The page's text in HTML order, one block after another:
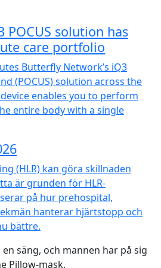
POCUS solution has
care portfolio
Butterfly Network’s iQ3
(POCUS) solution across the
enables you to perform
entire body with a single
(HLR) kan göra skillnaden
är grunden för HLR-
på hur prehospital,
hanterar hjärtstopp och
bättre.